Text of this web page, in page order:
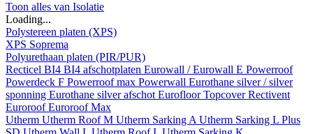
Toon alles van Isolatie
Loading...
Polystereen platen (XPS)
XPS Soprema
Polyurethaan platen (PIR/PUR)
Recticel BI4 BI4 afschotplaten Eurowall / Eurowall E Powerroof
Powerdeck F Powerroof max Powerwall Eurothane silver / silver
sponning Eurothane silver afschot EurofloorTopcoverRectivent
EuroroofEuroroof Max
Utherm Utherm Roof M Utherm Sarking A Utherm Sarking L Plus